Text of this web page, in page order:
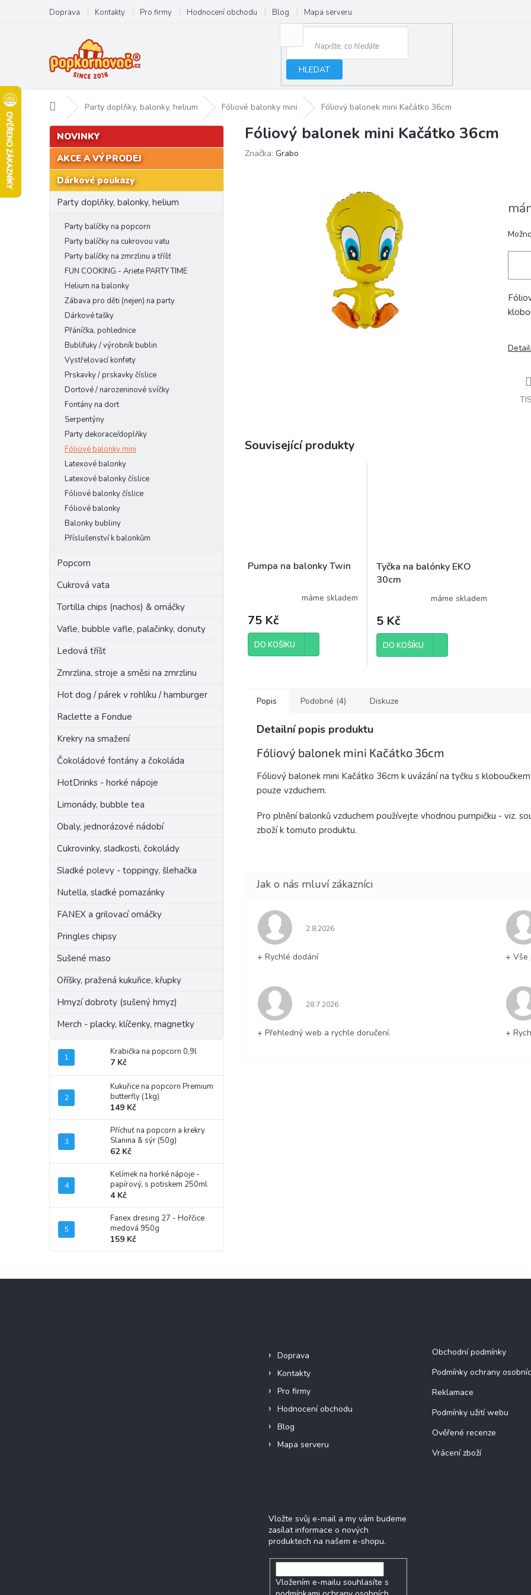
obsah
Doprava Kontakty Pro firmy Hodnocení obchodu Blog Mapa serveru
HLEDAT
Domů Party doplňky, balonky, helium Fóliové balonky mini Fóliový balonek mini Kačátko 36cm
P
o
t
Přeskočit
kategorie
NOVINKY
AKCE A VÝPRODEJ
Dárkové poukazy
Party doplňky, balonky, helium
Party balíčky na popcorn
Party balíčky na cukrovou vatu
Party balíčky na zmrzlinu a tříšť
FUN COOKING - Ariete PARTY TIME
Helium na balonky
Zábava pro děti (nejen) na party
Dárkové tašky
Přáníčka, pohlednice
Bublifuky / výrobník bublin
Vystřelovací konfety
Prskavky / prskavky číslice
Dortové / narozeninové svíčky
Fontány na dort
Serpentýny
Party dekorace/doplňky
Fóliové balonky mini
Latexové balonky
Latexové balonky číslice
Fóliové balonky číslice
Fóliové balonky
Balonky bubliny
Příslušenství k balonkům
Popcorn
Cukrová vata
Tortilla chips (nachos) & omáčky
Vafle, bubble vafle, palačinky, donuty
Ledová tříšť
Zmrzlina, stroje a směsi na zmrzlinu
Hot dog / párek v rohlíku / hamburger
Raclette a Fondue
Krekry na smažení
Čokoládové fontány a čokoláda
HotDrinks - horké nápoje
Limonády, bubble tea
Obaly, jednorázové nádobí
Cukrovinky, sladkosti, čokolády
Sladké polevy - toppingy, šlehačka
Nutella, sladké pomazánky
FANEX a grilovací omáčky
Pringles chipsy
Sušené maso
Oříšky, pražená kukuřice, křupky
Hmyzí dobroty (sušený hmyz)
Merch - placky, klíčenky, magnetky
Krabička na popcorn 0,9l
7 Kč
Kukuřice na popcorn Premium
butterfly (1kg)
149 Kč
Příchuť na popcorn a krekry
Slanina & sýr (50g)
62 Kč
Kelímek na horké nápoje -
papírový, s potiskem 250ml
4 Kč
Fanex dresing 27 - Hořčice
medová 950g
159 Kč
Fóliový balonek mini Kačátko 36cm
Značka: Grabo
Související produkty
Pumpa na balonky Twin
máme skladem
75 Kč
DO KOŠÍKU
Tyčka na balónky EKO
30cm
máme skladem
5 Kč
DO KOŠÍKU
Popis Podobné (4) Diskuze
Detailní popis produktu
Fóliový balonek mini Kačátko 36cm
Fóliový balonek mini Kačátko 36cm k uvázání na tyčku s
pouze vzduchem.
Pro plnění balonků vzduchem používejte vhodnou pumpičku - viz.
zboží k tomuto produktu.
Hodnocení obchodu je 5 z 5 hvězdiček.
2.8.2026
+ Rychlé dodání + Vše
Hodnocení obchodu je 5 z 5 hvězdiček.
28.7.2026
+ Přehledný web a rychle doručení. +
Doprava
Kontakty
Pro firmy
Hodnocení obchodu
Blog
Mapa serveru
Obchodní podmínky
Podmínky ochrany
Reklamace
Podmínky užití webu
Ověřené recenze
Vrácení zboží
Vložte svůj e-mail a my vám budeme
zasílat informace o nových
produktech na našem e-shopu.
Vložením e-mailu souhlasíte s